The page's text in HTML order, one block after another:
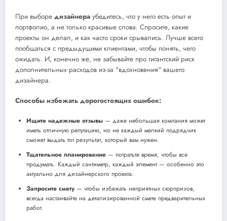
При выборе дизайнера убедитесь, что у него есть опыт и
портфолио, а не только красивые слова. Спросите, какие
проекты он делал, и как часто сроки срывались. Лучше всего
пообщаться с предыдущими клиентами, чтобы понять, чего
ожидать. И, конечно же, не забывайте про гигантский риск
дополнительных расходов из-за "вдохновения" вашего
дизайнера.
Способы избежать дорогостоящих ошибок:
Ищите надежные отзывы — даже небольшая компания может
иметь отличную репутацию, но не каждый мелкий подрядчик
сможет выдать тот результат, который вам нужен.
Тщательное планирование — потратьте время, чтобы все
продумать. Каждый сантиметр, каждый элемент — особенно это
актуально для дизайнерского проекта.
Запросите смету— чтобы избежать неприятных сюрпризов,
всегда настаивайте на детализированной смете предварительных
работ.